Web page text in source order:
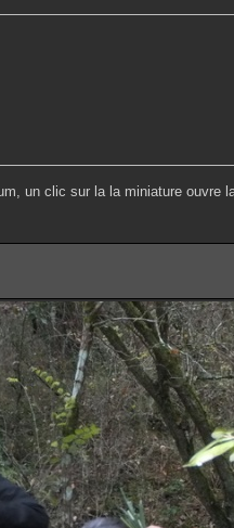
un clic sur la la miniature ouvre